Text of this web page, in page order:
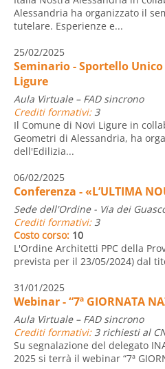
Alessandria ha organizzato il
tutelare. Esperienze e...
25/02/2025
Seminario - Sportello
Ligure
Aula Virtuale – FAD sincrono
Crediti formativi:3
Il Comune di Novi Ligure in
Geometri di Alessandria, ha
dell'Edilizia...
06/02/2025
Conferenza - «L’ULTIMA
Sede dell'Ordine - Via dei
Crediti formativi:3
Costo corso: 10
L'Ordine Architetti PPC della
prevista per il 23/05/2024) dal
31/01/2025
Webinar - “7ª GIORNATA
Aula Virtuale – FAD sincrono
Crediti formativi:3 richiesti al
Su segnalazione del delegato
2025 si terrà il webinar “7ª